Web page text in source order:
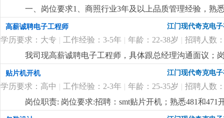
包、年终奖3、公司包吃工作餐、提供宿舍。4、环境优
一、岗位要求1、商照行业3年及以上品质管理经验，熟
品质员培训工作；3、熟悉iso质量体系；4、具备良好
前确认，试产评估、包装设计资料校对；2、负责品质
跟进和协调，验货异常处理并跟进结果；4、供应商质
合，协助新产品的质量标准的建立，协助认证产品标准
三、薪酬福利1、待遇具体跟总经理商榷，薪酬幅度
节日福利、法定假期等；
高薪诚聘电子工程师 江门现代奇克电
学历要求：大专 | 工作经验：3-5年 | 年龄：22-38岁 | 招聘人数
我司现高薪诚聘电子工程师，具体跟总经理沟通面议；
类产品设计与开发经验，有智能家居照明开发经验者优
贴片机开机 江门现代奇克电
学历要求：高中 | 工作经验：2-3年 | 年龄：25-35岁 | 招聘人数
岗位职责: 岗位要求:招聘：smt贴片开机；熟悉481和